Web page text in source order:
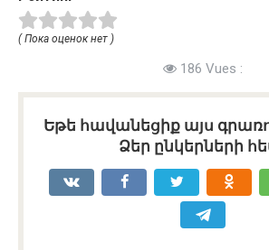
( Пока оценок нет )
186 Vues :
Եթե հավանեցիք այս
Ձեր ընկերների